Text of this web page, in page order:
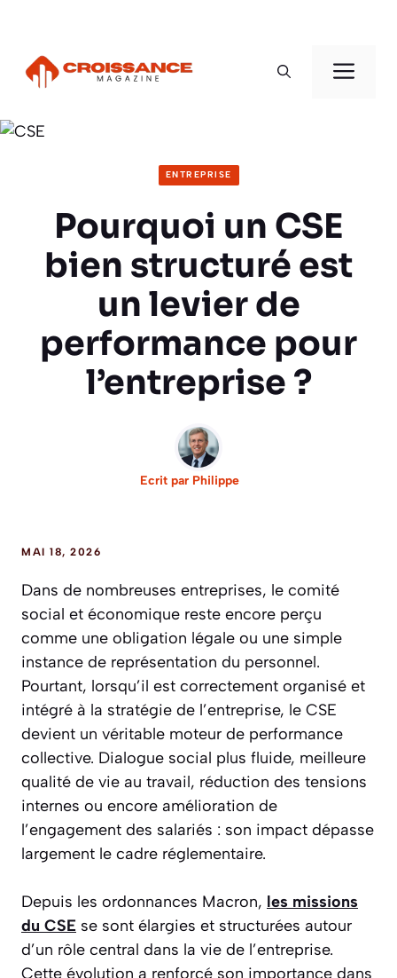
contenu
ENTREPRISE
Pourquoi un CSE
bien structuré est
un levier de
performance pour
l’entreprise ?
Ecrit par Philippe
MAI 18, 2026
Dans de nombreuses entreprises, le comité
social et économique reste encore perçu
comme une obligation légale ou une simple
instance de représentation du personnel.
Pourtant, lorsqu’il est correctement organisé et
intégré à la stratégie de l’entreprise, le CSE
devient un véritable moteur de performance
collective. Dialogue social plus fluide, meilleure
qualité de vie au travail, réduction des tensions
internes ou encore amélioration de
l’engagement des salariés : son impact dépasse
largement le cadre réglementaire.
Depuis les ordonnances Macron, les missions
du CSE se sont élargies et structurées autour
d’un rôle central dans la vie de l’entreprise.
Cette évolution a renforcé son importance dans